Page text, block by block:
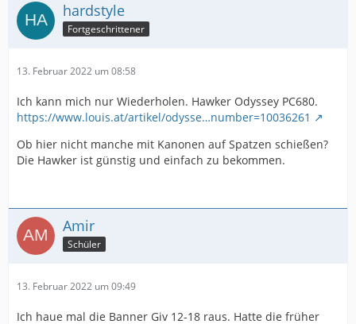
hardstyle
Fortgeschrittener
13. Februar 2022 um 08:58
Ich kann mich nur Wiederholen. Hawker Odyssey PC680.
https://www.louis.at/artikel/odysse…number=10036261
Ob hier nicht manche mit Kanonen auf Spatzen schießen?
Die Hawker ist günstig und einfach zu bekommen.
Amir
Schüler
13. Februar 2022 um 09:49
Ich haue mal die Banner Giv 12-18 raus. Hatte die früher